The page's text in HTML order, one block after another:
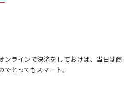
ンラインで決済をしておけば、当日は商
とってもスマート。